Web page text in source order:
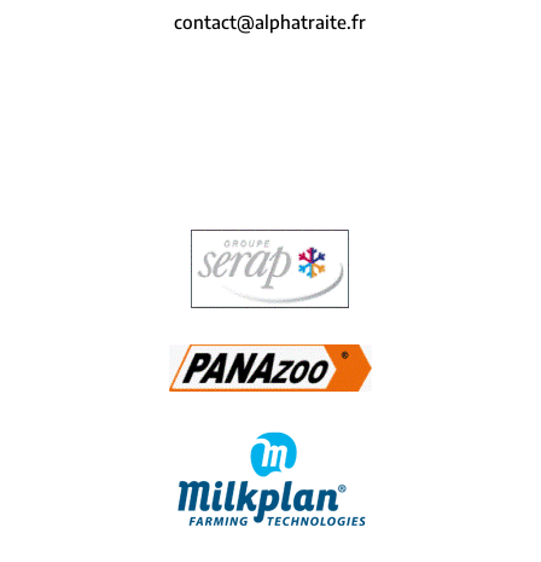
contact@alphatraite.fr